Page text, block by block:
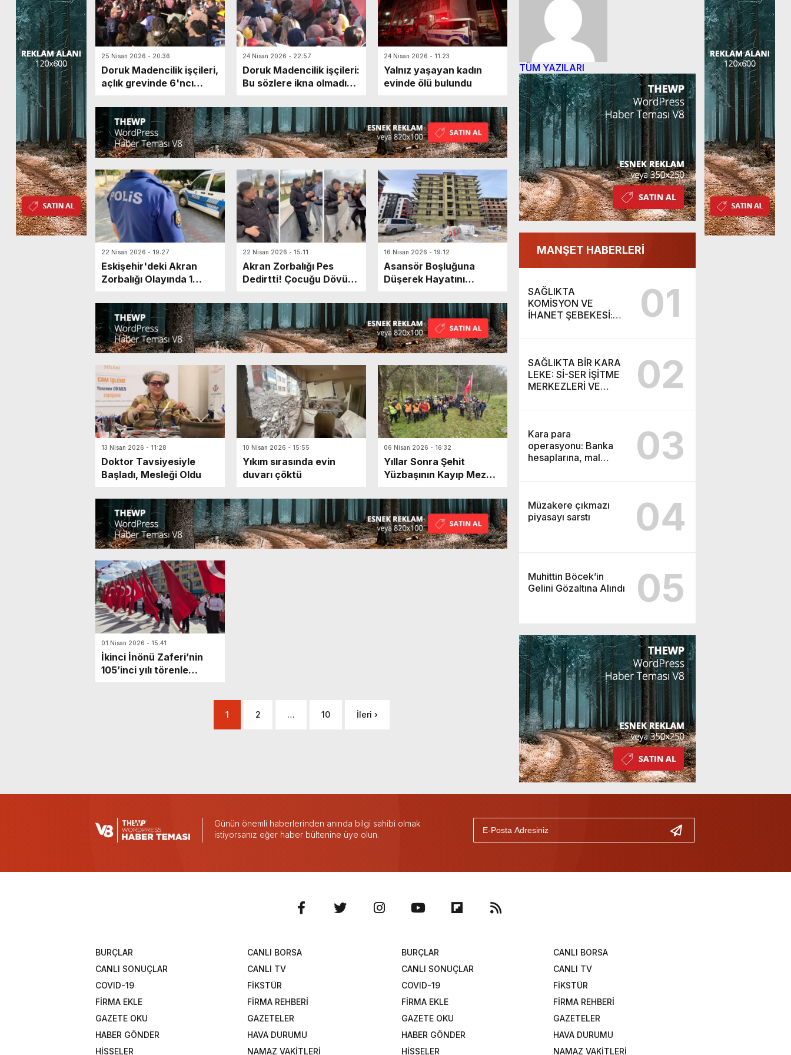
25 Nisan 2026 - 20:36
Doruk Madencilik işçileri,
açlık grevinde 6'ncı
24 Nisan 2026 - 22:57
Doruk Madencilik işçileri:
Bu sözlere ikna olmadık,
24 Nisan 2026 - 11:23
Yalnız yaşayan kadın
evinde ölü bulundu
22 Nisan 2026 - 19:27
Eskişehir'deki Akran
Zorbalığı Olayında 1
22 Nisan 2026 - 15:11
Akran Zorbalığı Pes
Dedirtti! Çocuğu Dövüp
Paylaştılar
16 Nisan 2026 - 19:12
Asansör Boşluğuna
Düşerek Hayatını
13 Nisan 2026 - 11:28
Doktor Tavsiyesiyle
Başladı, Mesleği Oldu
10 Nisan 2026 - 15:55
Yıkım sırasında evin
duvarı çöktü
06 Nisan 2026 - 16:32
Yıllar Sonra Şehit
Yüzbaşının Kayıp Mezarı
01 Nisan 2026 - 15:41
İkinci İnönü Zaferi’nin
105’inci yılı törenle
1 2 … 10 İleri ›
TÜM YAZILARI
MANŞET HABERLERİ
SAĞLIKTA
KOMİSYON VE
İHANET ŞEBEKESİ:
VURGUNU!
01
SAĞLIKTA BİR KARA
LEKE: Sİ-SER İŞİTME
MERKEZLERİ VE
02
Kara para
operasyonu: Banka
hesaplarına, mal
03
Müzakere çıkmazı
piyasayı sarstı
04
Muhittin Böcek’in
Gelini Gözaltına Alındı
05
Günün önemli haberlerinden anında bilgi sahibi olmak
istiyorsanız eğer haber bültenine üye olun.
BURÇLAR
CANLI BORSA
CANLI SONUÇLAR
CANLI TV
COVID-19
FİKSTÜR
FİRMA EKLE
FİRMA REHBERİ
GAZETE OKU
GAZETELER
HABER GÖNDER
HAVA DURUMU
HİSSELER
NAMAZ VAKİTLERİ
BURÇLAR
CANLI BORSA
CANLI SONUÇLAR
CANLI TV
COVID-19
FİKSTÜR
FİRMA EKLE
FİRMA REHBERİ
GAZETE OKU
GAZETELER
HABER GÖNDER
HAVA DURUMU
HİSSELER
NAMAZ VAKİTLERİ